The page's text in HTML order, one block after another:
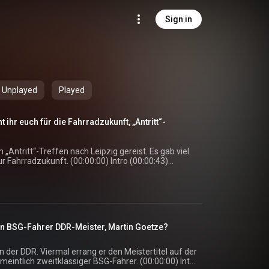
Sign in
Unplayed Played
ihr euch für die Fahrradzukunft, „Antritt“-
„Antritt“-Treffen nach Leipzig gereist. Es gab viel
Intro (00:00:43)
(00:41:51)
antritt-rueckblick-auf-das-erste-antritt-
hanka-kupfernagel-ueber-querfeldein-
BSG-Fahrer DDR-Meister, Martin Goetze?
der DDR. Viermal errang er den Meistertitel auf der
BSG-Fahrer. (00:00:00) Intro